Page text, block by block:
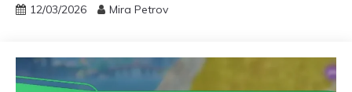
12/03/2026 Mira Petrov